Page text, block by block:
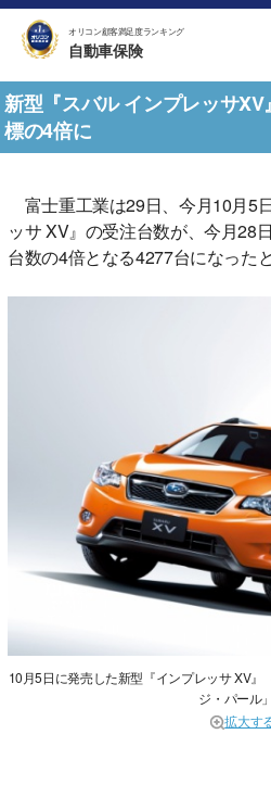
オリコン顧客満足度ランキング
自動車保険
新型『スバル インプレッサ
標の4倍に
富士重工業は29日、今月10月5
ッサ XV』の受注台数が、今月28
台数の4倍となる4277台になった
10月5日に発売した新型『インプレッサ XV
ジ・パール
拡大す